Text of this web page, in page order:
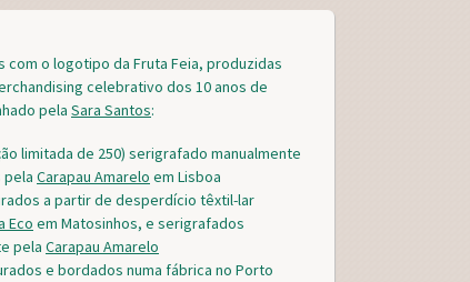
com o logotipo da Fruta Feia, produzidas
celebrativo dos 10 anos de
pela Sara Santos:
limitada de 250) serigrafado manualmente
Carapau Amarelo em Lisboa
a partir de desperdício têxtil-lar
Eco em Matosinhos, e serigrafados
pela Carapau Amarelo
e bordados numa fábrica no Porto